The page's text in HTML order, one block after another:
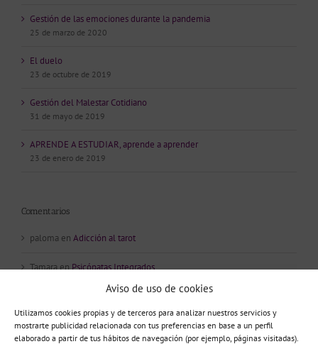
Aviso de uso de cookies
Utilizamos cookies propias y de terceros para analizar nuestros servicios y
mostrarte publicidad relacionada con tus preferencias en base a un perfil
elaborado a partir de tus hábitos de navegación (por ejemplo, páginas visitadas).
Gestión de las emociones durante la pandemia
25 de marzo de 2020
El duelo
23 de octubre de 2019
Gestión del Malestar Cotidiano
31 de mayo de 2019
APRENDE A ESTUDIAR, aprende a aprender
23 de enero de 2019
Comentarios
paloma en Adicción al tarot
TamaraenPsicópatas Integrados
Adicción al tarot
LolaenAdicción al tarot